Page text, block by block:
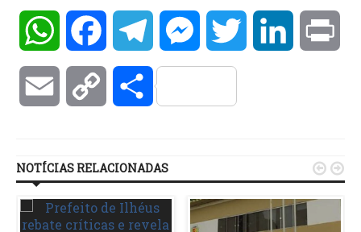
WhatsAppFacebookTelegramMessengerTwitter LinkedIn
Email Copy Compartilhar
NOTÍCIAS RELACIONADAS  